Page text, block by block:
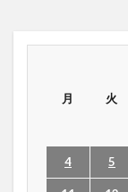
月 火
4 5